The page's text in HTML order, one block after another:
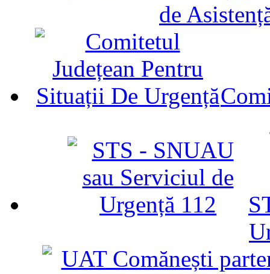
de